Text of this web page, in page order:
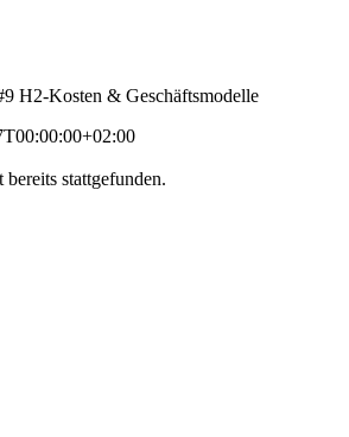
H2-Kosten & Geschäftsmodelle
bereits stattgefunden.